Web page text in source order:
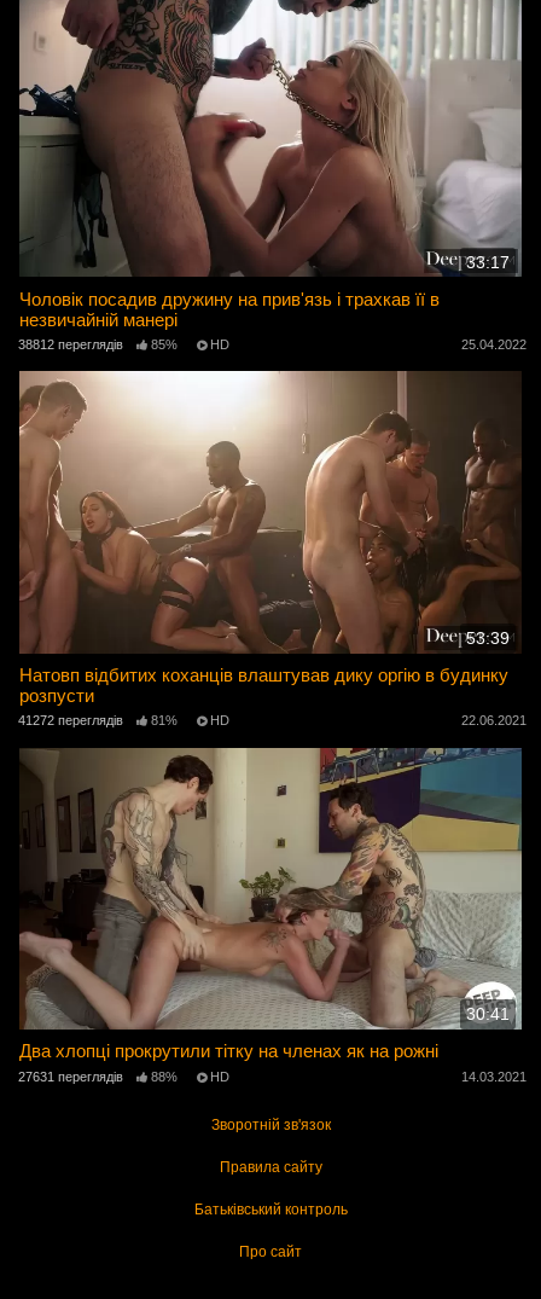
33:17
Чоловік посадив дружину на прив'язь і трахкав її в
незвичайній манері
38812 переглядів 85% HD 25.04.2022
53:39
Натовп відбитих коханців влаштував дику оргію в будинку
розпусти
41272 переглядів 81% HD 22.06.2021
30:41
Два хлопці прокрутили тітку на членах як на рожні
27631 переглядів 88% HD 14.03.2021
Зворотній зв'язок
Правила сайту
Батьківський контроль
Про сайт